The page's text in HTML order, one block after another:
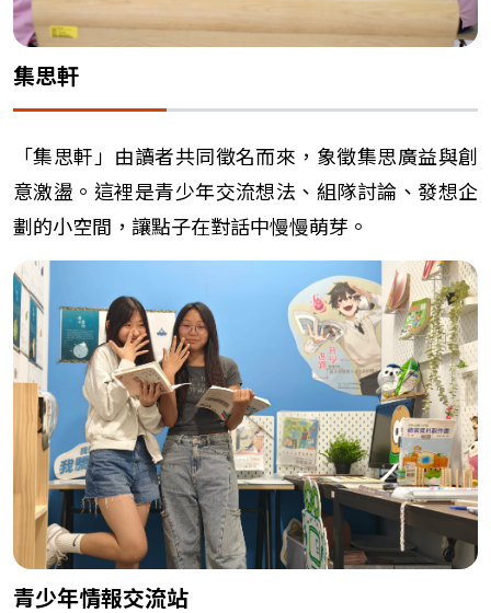
集思軒
「集思軒」由讀者共同徵名而來，象徵集思廣益與創
意激盪。這裡是青少年交流想法、組隊討論、發想企
劃的小空間，讓點子在對話中慢慢萌芽。
青少年情報交流站